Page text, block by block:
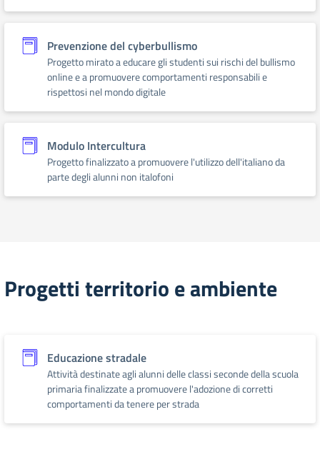
Prevenzione del cyberbullismo
Progetto mirato a educare gli studenti sui rischi del bullismo
online e a promuovere comportamenti responsabili e
rispettosi nel mondo digitale
Modulo Intercultura
Progetto finalizzato a promuovere l'utilizzo dell'italiano da
parte degli alunni non italofoni
Progetti territorio e ambiente
Educazione stradale
Attività destinate agli alunni delle classi seconde della scuola
primaria finalizzate a promuovere l'adozione di corretti
comportamenti da tenere per strada